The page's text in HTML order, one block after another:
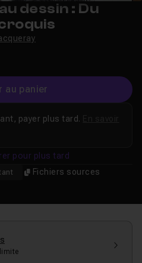
dessin : Du
au panier
Fichiers sources
payer plus tard.
pour plus tard